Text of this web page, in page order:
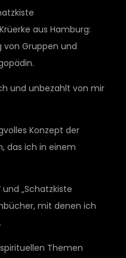
aus Hamburg:
von Gruppen und
und unbezahlt von mir
Konzept der
das ich in einem
„Schatzkiste
mit denen ich
Themen